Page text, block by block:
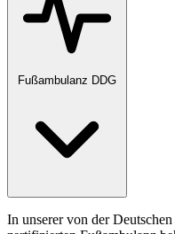
Fußambulanz DDG
In unserer von der